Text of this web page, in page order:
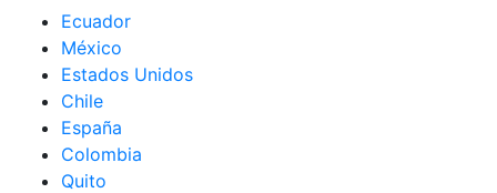
Ecuador
México
Estados Unidos
Chile
España
Colombia
Quito